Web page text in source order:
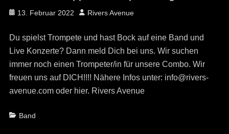
Posted
13. Februar 2022 Author
Rivers Avenue
Du spielst Trompete und hast Bock auf eine Band und
Live Konzerte? Dann meld Dich bei uns. Wir suchen
immer noch einen Trompeter/in für unsere Combo. Wir
freuen uns auf DICH!!!! Nähere Infos unter: info@rivers-
avenue.com oder hier. Rivers Avenue
Categories
Band